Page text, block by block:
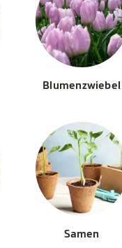
Blumenzwiebel
Samen